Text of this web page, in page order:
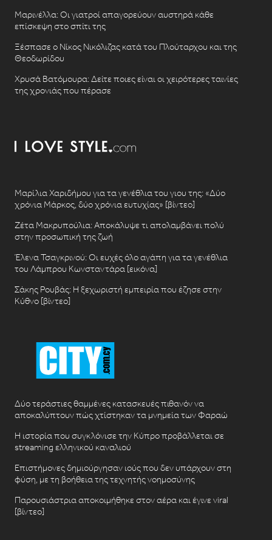
Μαρινέλλα: Οι γιατροί απαγορεύουν αυστηρά κάθε
επίσκεψη στο σπίτι της
Ξέσπασε ο Νίκος Νικόλιζας κατά του Πλούταρχου και της
Θεοδωρίδου
Χρυσά Βατόμουρα: Δείτε ποιες είναι οι χειρότερες ταινίες
της χρονιάς που πέρασε
Μαρίλια Χαριδήμου για τα γενέθλια του γιου της: «Δύο
χρόνια Μάρκος, δύο χρόνια ευτυχίας» [βίντεο]
Ζέτα Μακρυπούλια: Αποκάλυψε τι απολαμβάνει πολύ
στην προσωπική της ζωή
Έλενα Τσαγκρινού: Οι ευχές όλο αγάπη για τα γενέθλια
του Λάμπρου Κωνσταντάρα [εικόνα]
Σάκης Ρουβάς: Η ξεχωριστή εμπειρία που έζησε στην
Κύθνο [βίντεο]
Δύο τεράστιες θαμμένες κατασκευές πιθανόν να
αποκαλύπτουν πώς χτίστηκαν τα μνημεία των Φαραώ
Η ιστορία που συγκλόνισε την Κύπρο προβάλλεται σε
streaming ελληνικού καναλιού
Επιστήμονες δημιούργησαν ιούς που δεν υπάρχουν στη
φύση, με τη βοήθεια της τεχνητής νοημοσύνης
Παρουσιάστρια αποκοιμήθηκε στον αέρα και έγινε viral
[βίντεο]